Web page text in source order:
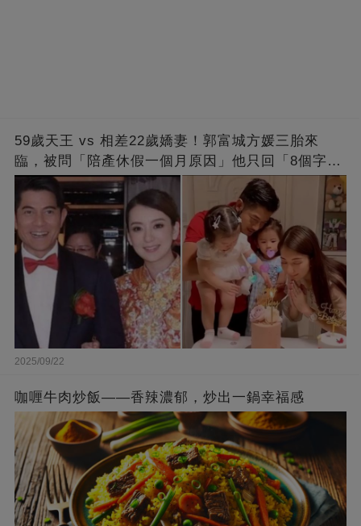
59歲天王 vs 相差22歲嬌妻！郭富城方媛三胎來
臨，被問「陪產休假一個月原因」他只回「8個字」
被贊爆
2025/09/22
咖喱牛肉炒飯——香辣濃郁，炒出一鍋幸福感